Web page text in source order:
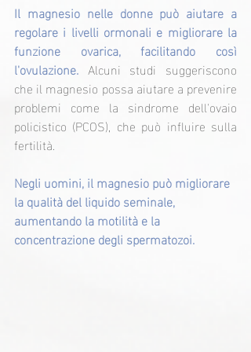
Il magnesio nelle donne può aiutare a
regolare i livelli ormonali e migliorare la
funzione ovarica, facilitando così
l'ovulazione. Alcuni studi suggeriscono
che il magnesio possa aiutare a prevenire
problemi come la sindrome dell'ovaio
policistico (PCOS), che può influire sulla
fertilità.
Negli uomini, il magnesio può migliorare
la qualità del liquido seminale,
aumentando la motilità e la
concentrazione degli spermatozoi.